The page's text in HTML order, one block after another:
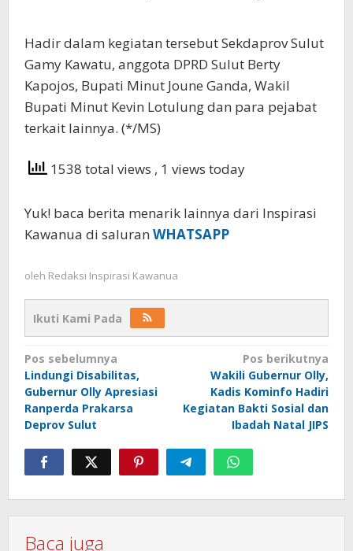
Hadir dalam kegiatan tersebut Sekdaprov Sulut
Gamy Kawatu, anggota DPRD Sulut Berty
Kapojos, Bupati Minut Joune Ganda, Wakil
Bupati Minut Kevin Lotulung dan para pejabat
terkait lainnya. (*/MS)
1538 total views , 1 views today
Yuk! baca berita menarik lainnya dari Inspirasi
Kawanua di saluran WHATSAPP
oleh Redaksi Inspirasi Kawanua
Ikuti Kami Pada
Navigasi
pos
Pos sebelumnya
Lindungi Disabilitas,
Gubernur Olly Apresiasi
Ranperda Prakarsa
Deprov Sulut
Pos berikutnya
Wakili Gubernur Olly,
Kadis Kominfo Hadiri
Kegiatan Bakti Sosial dan
Ibadah Natal JIPS
Baca juga